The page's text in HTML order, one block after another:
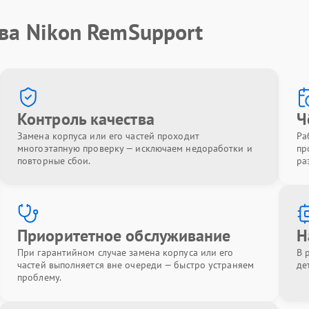
Nikon RemSupport
Контроль качества
Замена корпуса или его частей проходит
многоэтапную проверку — исключаем недоработки и
повторные сбои.
Приоритетное обслуживание
При гарантийном случае замена корпуса или его
частей выполняется вне очереди — быстро устраняем
проблему.
В